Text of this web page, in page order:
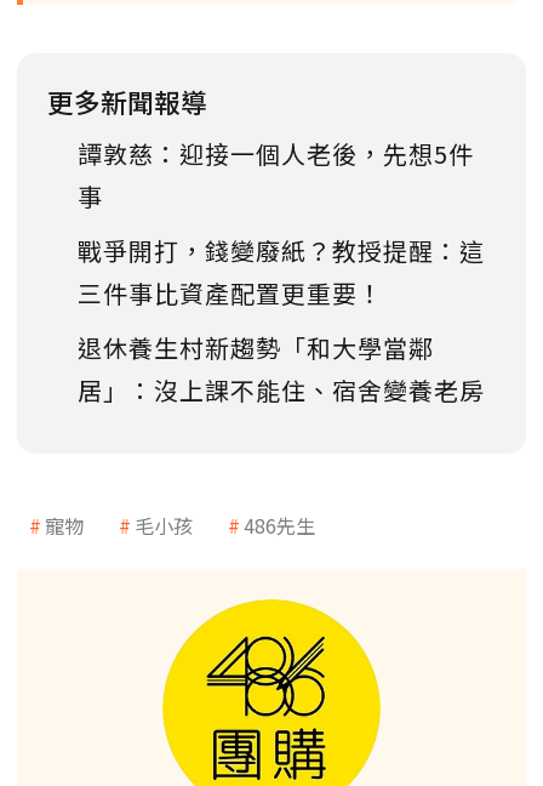
更多新聞報導
譚敦慈：迎接一個人老後，先想5件
事
戰爭開打，錢變廢紙？教授提醒：這
三件事比資產配置更重要！
退休養生村新趨勢「和大學當鄰
居」：沒上課不能住、宿舍變養老房
寵物 毛小孩 486先生